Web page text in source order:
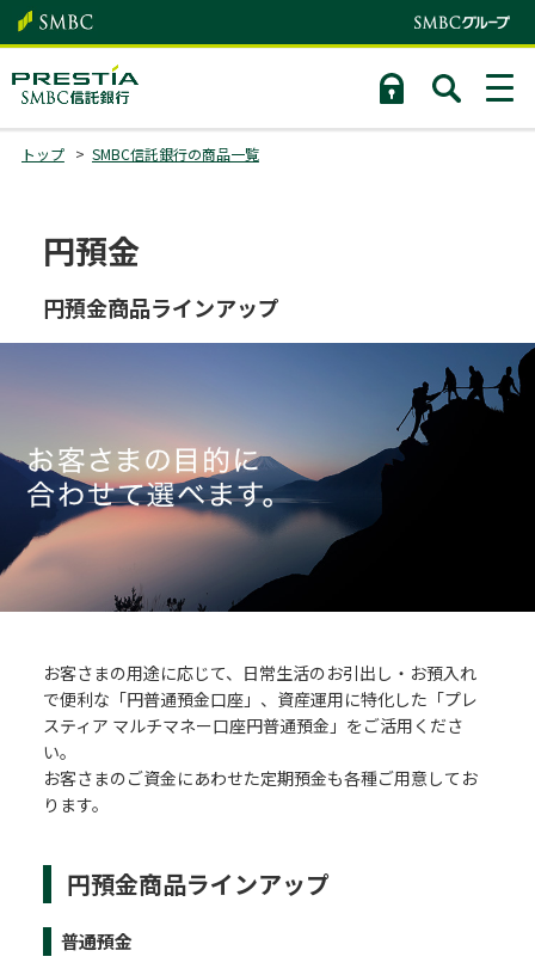
トップ SMBC信託銀行の商品一覧
円預金
円預金商品ラインアップ
お客さまの用途に応じて、日常生活のお引出し・お預入れ
で便利な「円普通預金口座」、資産運用に特化した「プレ
スティア マルチマネー口座円普通預金」をご活用くださ
い。
お客さまのご資金にあわせた定期預金も各種ご用意してお
ります。
円預金商品ラインアップ
普通預金